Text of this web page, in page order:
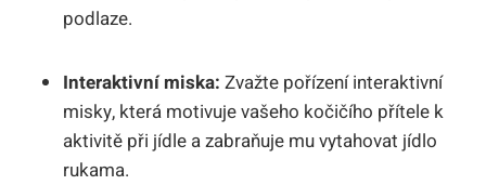
podlaze.
Interaktivní miska: Zvažte pořízení interaktivní
misky, která motivuje vašeho kočičího přítele k
aktivitě při jídle a zabraňuje mu vytahovat jídlo
rukama.